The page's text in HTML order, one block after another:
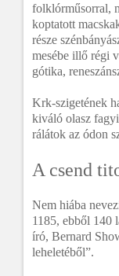
folklórműsorral,
koptatott
része
mesébe illő régi
gótika,
Krk-szigetének
kiváló olasz
rálátok az ódon
A csend
Nem hiába
1185, ebből 140
író, Bernard
leheletéből”.